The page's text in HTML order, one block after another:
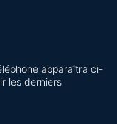
apparaîtra ci-
les derniers